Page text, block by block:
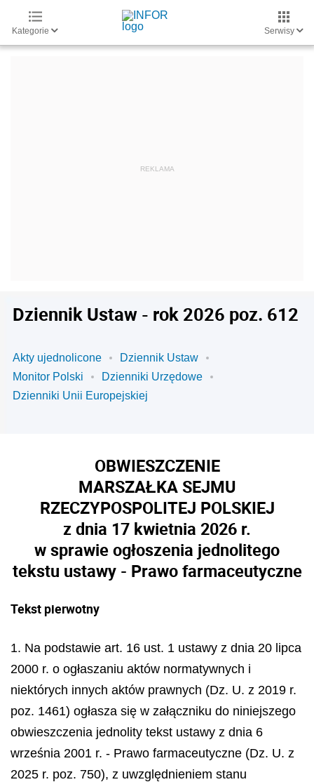
Kategorie Serwisy
Dziennik Ustaw - rok 2026 poz. 612
Akty ujednolicone
Dziennik Ustaw
Monitor Polski
Dzienniki Urzędowe
Dzienniki Unii Europejskiej
OBWIESZCZENIE
MARSZAŁKA SEJMU
RZECZYPOSPOLITEJ POLSKIEJ
z dnia 17 kwietnia 2026 r.
w sprawie ogłoszenia jednolitego
tekstu ustawy - Prawo farmaceutyczne
Tekst pierwotny
1. Na podstawie art. 16 ust. 1 ustawy z dnia 20 lipca
2000 r. o ogłaszaniu aktów normatywnych i
niektórych innych aktów prawnych (Dz. U. z 2019 r.
poz. 1461) ogłasza się w załączniku do niniejszego
obwieszczenia jednolity tekst ustawy z dnia 6
września 2001 r. - Prawo farmaceutyczne (Dz. U. z
2025 r. poz. 750), z uwzględnieniem stanu